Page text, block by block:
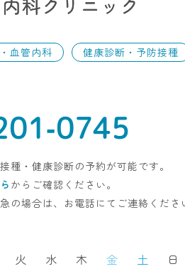
血管内科 健康診断・予防接種
0745
種・健康診断の予約が可能です。
からご確認ください。
の場合は、お電話にてご連絡くださ
火 水 木 金 土 日